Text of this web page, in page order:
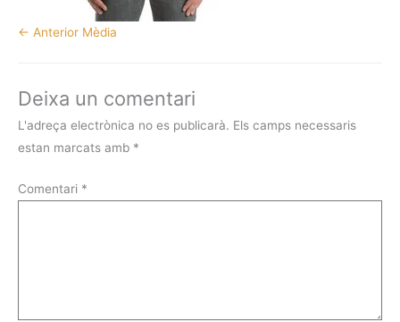
← Anterior Mèdia
Deixa un comentari
L'adreça electrònica no es publicarà. Els camps necessaris
estan marcats amb *
Comentari *